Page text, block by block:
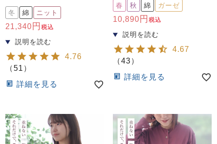
売れ筋ランキング
- Item Ranking -
新着商品
冬 綿 ニット
21,340 税込
4.76
（51 ）
詳細を見る
春 秋 綿 ガーゼ
10,890 税込
4.67
（43）
詳細を見る